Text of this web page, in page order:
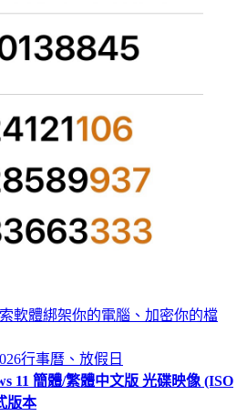
軟體綁架你的電腦、加密你的檔
行事曆、放假日
11 簡體/繁體中文版 光碟映像 (ISO
版本